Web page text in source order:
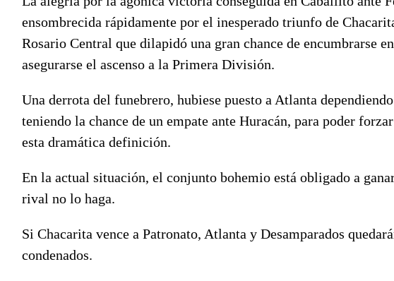
ensombrecida rápidamente por el inesperado triunfo de
Rosario Central que dilapidó una gran chance de encumbrarse
asegurarse el ascenso a la Primera División.
Una derrota del funebrero, hubiese puesto a Atlanta
teniendo la chance de un empate ante Huracán, para poder
esta dramática definición.
En la actual situación, el conjunto bohemio está obligado a
rival no lo haga.
Si Chacarita vence a Patronato, Atlanta y Desamparados
condenados.